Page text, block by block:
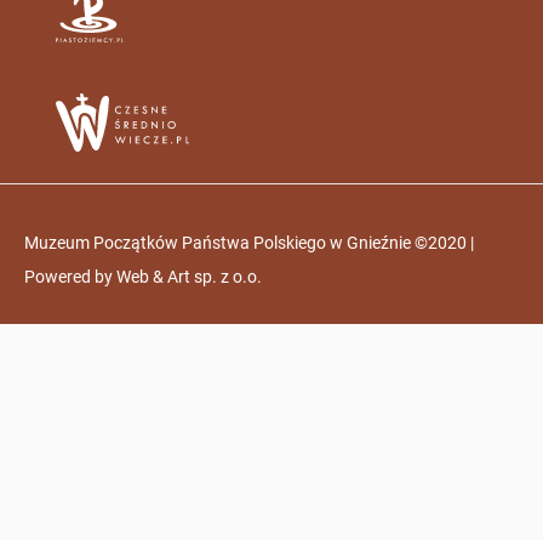
Muzeum Początków Państwa Polskiego w Gnieźnie ©2020 |
Powered byWeb & Art sp. z o.o.